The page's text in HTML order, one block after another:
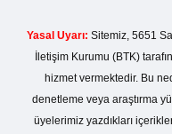
Yasal Uyarı: Sitemiz, 5651
İletişim Kurumu (BTK)
hizmet vermektedir. Bu
denetleme veya araştırma
üyelerimiz yazdıkları